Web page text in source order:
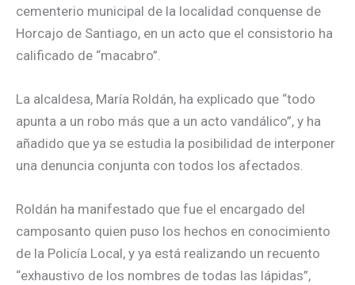
cementerio municipal de la localidad conquense de
Horcajo de Santiago, en un acto que el consistorio ha
calificado de “macabro”.
La alcaldesa, María Roldán, ha explicado que “todo
apunta a un robo más que a un acto vandálico”, y ha
añadido que ya se estudia la posibilidad de interponer
una denuncia conjunta con todos los afectados.
Roldán ha manifestado que fue el encargado del
camposanto quien puso los hechos en conocimiento
de la Policía Local, y ya está realizando un recuento
“exhaustivo de los nombres de todas las lápidas”,